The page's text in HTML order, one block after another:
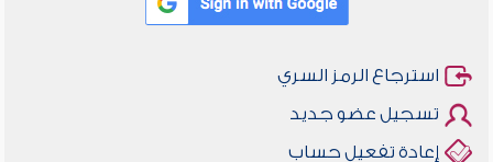
استرجاع الرمز السري
تسجيل عضو جديد
إعادة تفعيل حساب